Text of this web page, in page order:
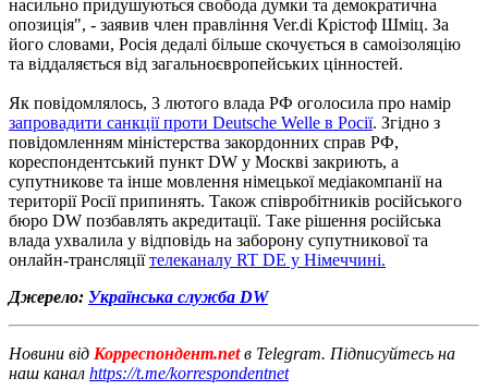
насильно придушуються свобода думки та демократична
опозиція", - заявив член правління Ver.di Крістоф Шміц. За
його словами, Росія дедалі більше скочується в самоізоляцію
та віддаляється від загальноєвропейських цінностей.
Як повідомлялось, 3 лютого влада РФ оголосила про намір
запровадити санкції проти Deutsche Welle в Росії. Згідно з
повідомленням міністерства закордонних справ РФ,
кореспондентський пункт DW у Москві закриють, а
супутникове та інше мовлення німецької медіакомпанії на
території Росії припинять. Також співробітників російського
бюро DW позбавлять акредитації. Таке рішення російська
влада ухвалила у відповідь на заборону супутникової та
онлайн-трансляціїтелеканалу RT DE у Німеччині.
Джерело: Українська служба DW
Новини від Корреспондент.netв Telegram. Підписуйтесь на
наш канал https://t.me/korrespondentnet